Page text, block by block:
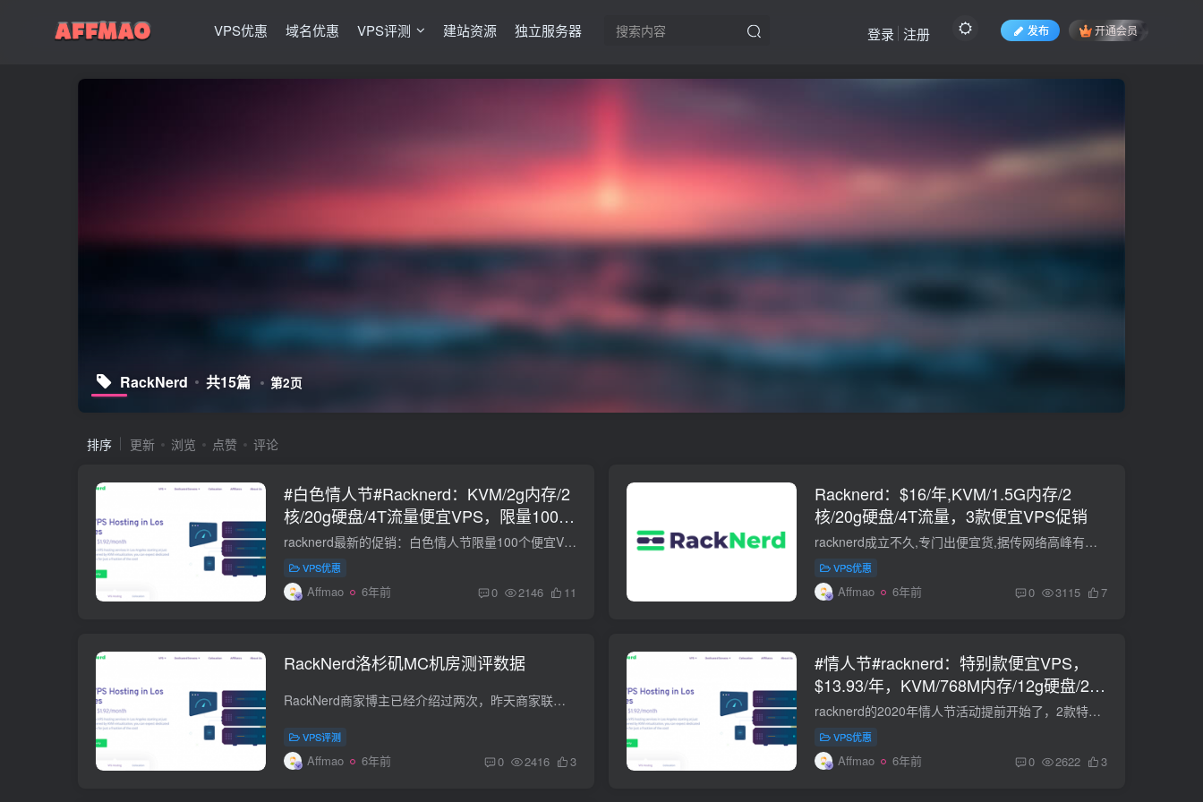
VPS优惠 域名优惠 VPS评测 建站资源 独立服务器 发布 开通会员
登录 注册
RackNerd 共15篇 第2页
排序 更新 浏览 点赞 评论
#白色情人节#Racknerd：KVM/2g内存/2
核/20g硬盘/4T流量便宜VPS，限量100
个，$18.88/年
racknerd最新的促销：白色情人节限量100个便宜VPS开始了，$18.88/年，给2G内存、2核、20G硬盘、4T流量。此款便宜VPS用来应付个人小型项目、网站等应用应该已经足够了。racknerd效果怎么样，本文...
VPS优惠
Affmao 6年前 0 2146 11
Racknerd：$16/年,KVM/1.5G内存/2
核/20g硬盘/4T流量，3款便宜VPS促销
racknerd成立不久,专门出便宜货,据传网络高峰有时候很渣,经常搞促销,感觉像”四大金刚”附体,所以买来当玩具就无所谓了,如果要做业务,还是算了吧.如果想做点业务啥的,还是CloudCone,感觉比这货...
VPS优惠
Affmao 6年前 0 3115 7
RackNerd洛杉矶MC机房测评数据
RackNerd商家博主已经介绍过两次，昨天商家联系到博主，反馈现有商家上了洛杉矶MC机房的母机，相信一部分朋友应该知道，什么时候，但是目前到国内联通和电信线路都还不错，下面就是博主开通的机...
VPS评测
Affmao 6年前 0 2416 3
#情人节#racknerd：特别款便宜VPS，
$13.93/年，KVM/768M内存/12g硬盘/2T
流量
racknerd的2020年情人节活动提前开始了，2款特别便宜的VPS，购买无需优惠码，每天限量214个。racknerd的VPS服务器托管在multacom机房，1Gbps带宽，自带一个IPv4，solusvm管理，国内三网效果都不...
VPS优惠
Affmao 6年前 0 2622 3